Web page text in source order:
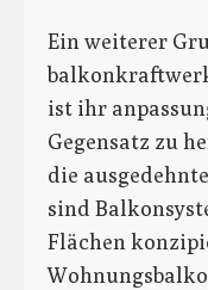
Ein weiterer
ist ihr
Gegensatz zu
die
sind
Flächen